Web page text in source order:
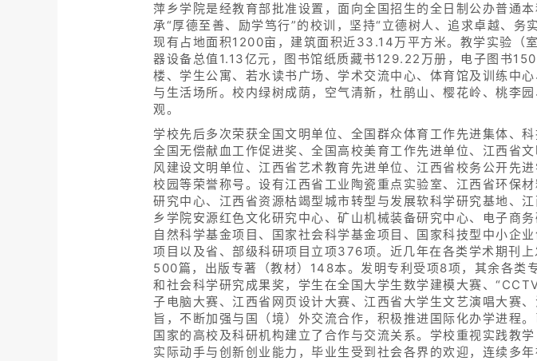
萍乡学院是经教育部批准设置，面向全国招生的全日制公办普通
承“厚德至善、励学笃行”的校训，坚持“立德树人、追求卓越、
现有占地面积1200亩，建筑面积近33.14万平方米。教学实验（
器设备总值1.13亿元，图书馆纸质藏书129.22万册，电子图书
楼、学生公寓、若水读书广场、学术交流中心、体育馆及训练中
与生活场所。校内绿树成荫，空气清新，杜鹃山、樱花岭、桃李
观。
学校先后多次荣获全国文明单位、全国群众体育工作先进集体、
全国无偿献血工作促进奖、全国高校美育工作先进单位、江西省
风建设文明单位、江西省艺术教育先进单位、江西省校务公开先
校园等荣誉称号。设有江西省工业陶瓷重点实验室、江西省环保
研究中心、江西省资源枯竭型城市转型与发展软科学研究基地
乡学院安源红色文化研究中心、矿山机械装备研究中心、电子商
自然科学基金项目、国家社会科学基金项目、国家科技型中小企
项目以及省、部级科研项目立项376项。近几年在各类学术期刊
500篇，出版专著（教材）148本。发明专利受项8项，其余各类
和社会科学研究成果奖，学生在全国大学生数学建模大赛、
子电脑大赛、江西省网页设计大赛、江西省大学生文艺演唱大赛
旨，不断加强与国（境）外交流合作，积极推进国际化办学进程
国家的高校及科研机构建立了合作与交流关系。学校重视实践教
实际动手与创新创业能力，毕业生受到社会各界的欢迎，连续多